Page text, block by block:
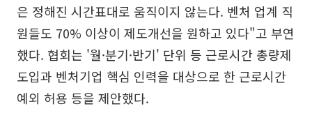
은 정해진 시간표대로 움직이지 않는다. 벤처 업계 직
원들도 70% 이상이 제도개선을 원하고 있다"고 부연
했다. 협회는 '월·분기·반기' 단위 등 근로시간 총량제
도입과 벤처기업 핵심 인력을 대상으로 한 근로시간
예외 허용 등을 제안했다.